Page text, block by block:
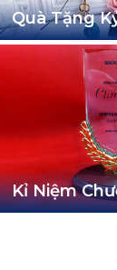
Quà Tặng
SD-257
Kỉ Niệm
QC-002